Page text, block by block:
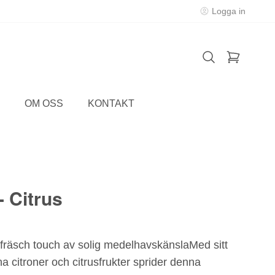
Logga in
OM OSS KONTAKT
Citrus
touch av solig medelhavskänslaMed sitt
citroner och citrusfrukter sprider denna